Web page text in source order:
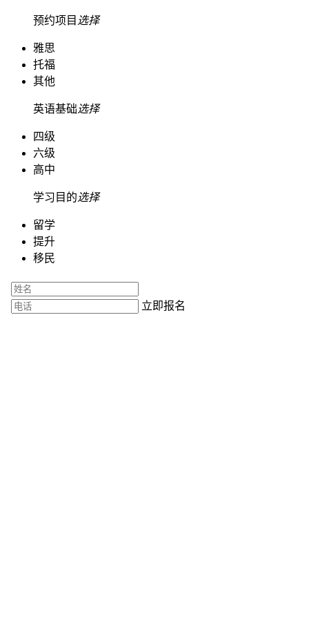
预约项目 选择
雅思
托福
其他
英语基础选择
四级
六级
高中
学习目的选择
留学
提升
移民